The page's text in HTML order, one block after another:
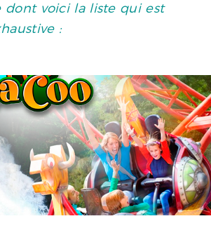
dont voici la liste qui est
: